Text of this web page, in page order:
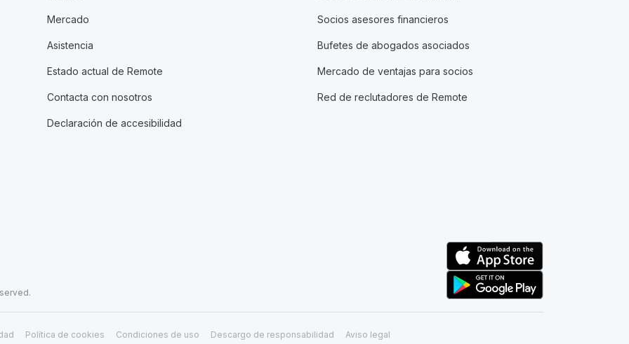
Mercado
Asistencia
Estado actual de Remote
Contacta con nosotros
Declaración de accesibilidad
Socios asesores financieros
Bufetes de abogados asociados
Mercado de ventajas para socios
Red de reclutadores de Remote
Política de cookies Condiciones de uso Descargo de responsabilidad Aviso legal